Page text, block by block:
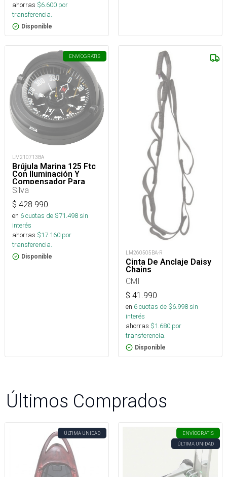
ahorras $6.600 por
transferencia.
Disponible
ENVÍOGRATIS
LM210713BA
Brújula Marina 125 Ftc
Con Iluminación Y
Compensador Para
Embarcaciones
Silva
$ 428.990
en 6cuotas de $71.498sin
interés
ahorras $17.160 por
transferencia.
Disponible
LM260505BA-R
Cinta De Anclaje Daisy
Chains
CMI
$ 41.990
en 6cuotas de $6.998sin
interés
ahorras $1.680 por
transferencia.
Disponible
Últimos Comprados
ÚLTIMA UNIDAD ENVÍOGRATIS
ÚLTIMA UNIDAD